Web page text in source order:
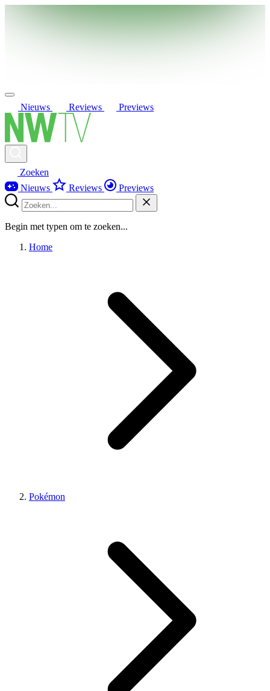
Nieuws Reviews Previews
Zoeken
Nieuws
Reviews Previews
Begin met typen om te zoeken...
Home
Pokémon